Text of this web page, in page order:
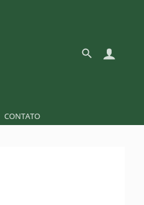
CONTATO